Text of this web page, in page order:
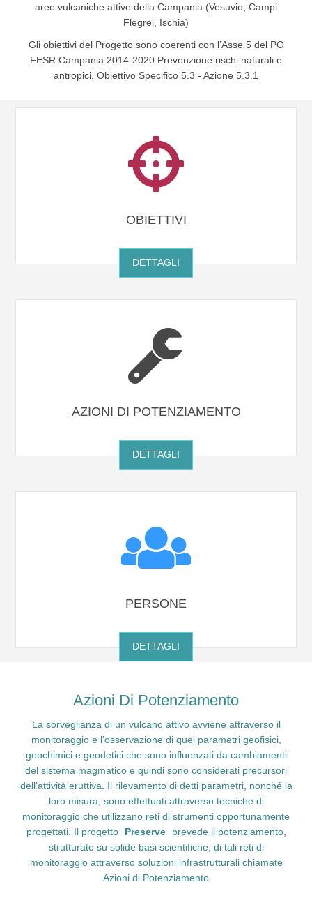
aree vulcaniche attive della Campania (Vesuvio, Campi
Flegrei, Ischia)
Gli obiettivi del Progetto sono coerenti con l’Asse 5 del PO
FESR Campania 2014-2020 Prevenzione rischi naturali e
antropici, Obiettivo Specifico 5.3 - Azione 5.3.1
OBIETTIVI
DETTAGLI
AZIONI DI POTENZIAMENTO
DETTAGLI
PERSONE
DETTAGLI
Azioni Di Potenziamento
La sorveglianza di un vulcano attivo avviene attraverso il
monitoraggio e l'osservazione di quei parametri geofisici,
geochimici e geodetici che sono influenzati da cambiamenti
del sistema magmatico e quindi sono considerati precursori
dell’attività eruttiva. Il rilevamento di detti parametri, nonché la
loro misura, sono effettuati attraverso tecniche di
monitoraggio che utilizzano reti di strumenti opportunamente
progettati. Il progetto
Preserve
prevede il potenziamento,
strutturato su solide basi scientifiche, di tali reti di
monitoraggio attraverso soluzioni infrastrutturali chiamate
Azioni di Potenziamento